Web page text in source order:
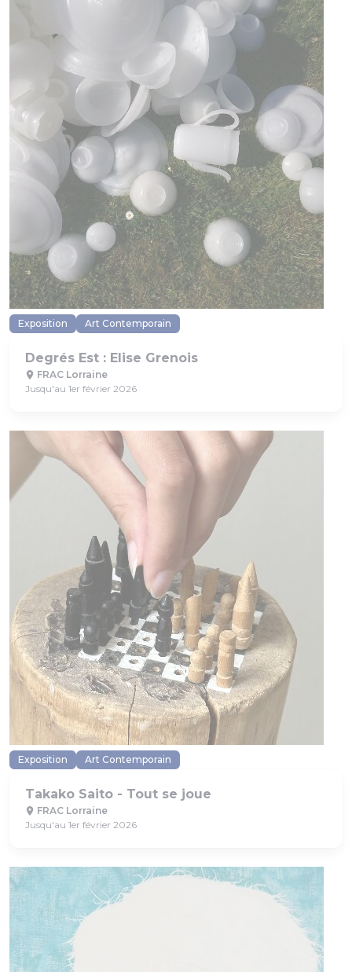
Exposition Art Contemporain
Degrés Est : Elise Grenois
FRAC Lorraine
Jusqu'au 1er février 2026
Exposition Art Contemporain
Takako Saito - Tout se joue
FRAC Lorraine
Jusqu'au 1er février 2026